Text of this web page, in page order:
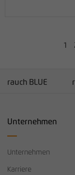
1
rauch BLUE
Unternehmen
Unternehmen
Karriere